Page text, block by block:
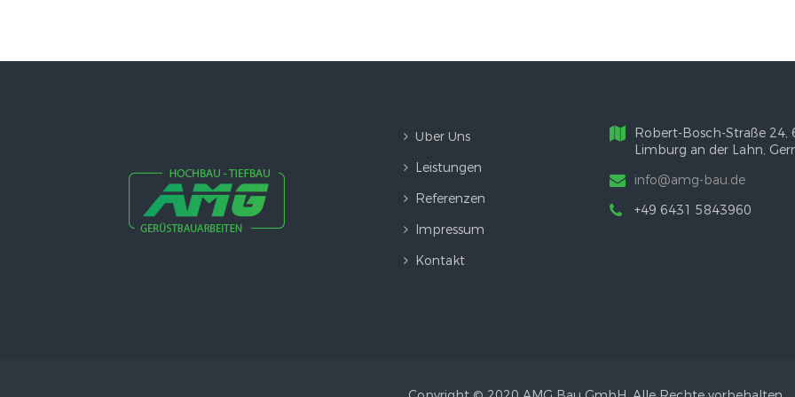
Über Uns
Leistungen
Referenzen
Impressum
Kontakt
Robert-Bosch-Straße 24,
Limburg an der Lahn,
info@amg-bau.de
+49 6431 5843960